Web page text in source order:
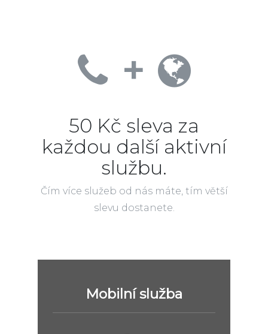
+
50 Kč sleva za
každou další aktivní
službu.
Čím více služeb od nás máte, tím větší
slevu dostanete.
Mobilní služba